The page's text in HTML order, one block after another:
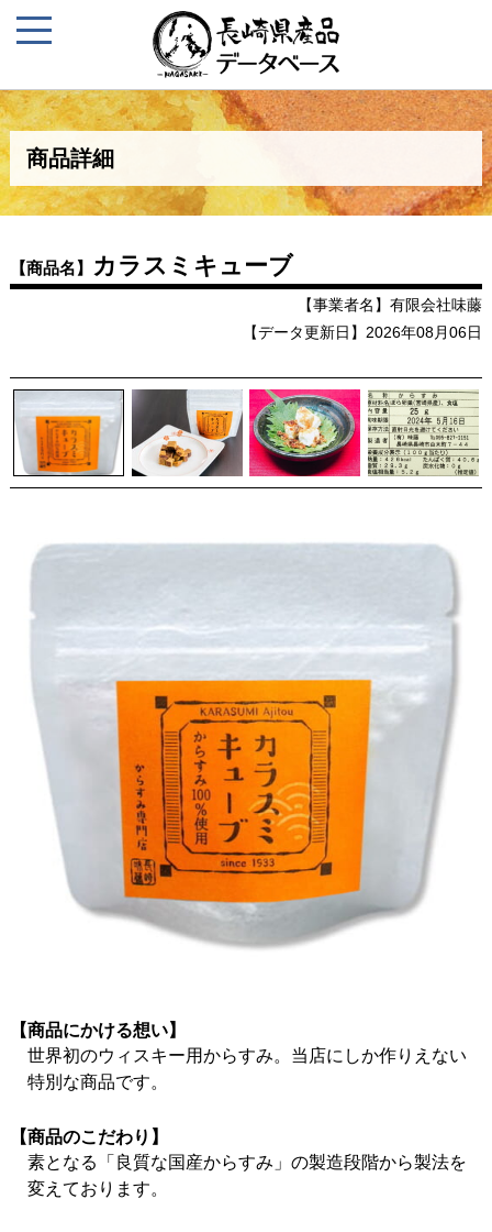
商品詳細
【商品名】 カラスミキューブ
【事業者名】有限会社味藤
【データ更新日】2026年08月06日
【商品にかける想い】
世界初のウィスキー用からすみ。当店にしか作りえない
特別な商品です。
【商品のこだわり】
素となる「良質な国産からすみ」の製造段階から製法を
変えております。